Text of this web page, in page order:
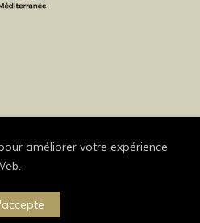
2014. All Rights Reserved
améliorer votre expérience